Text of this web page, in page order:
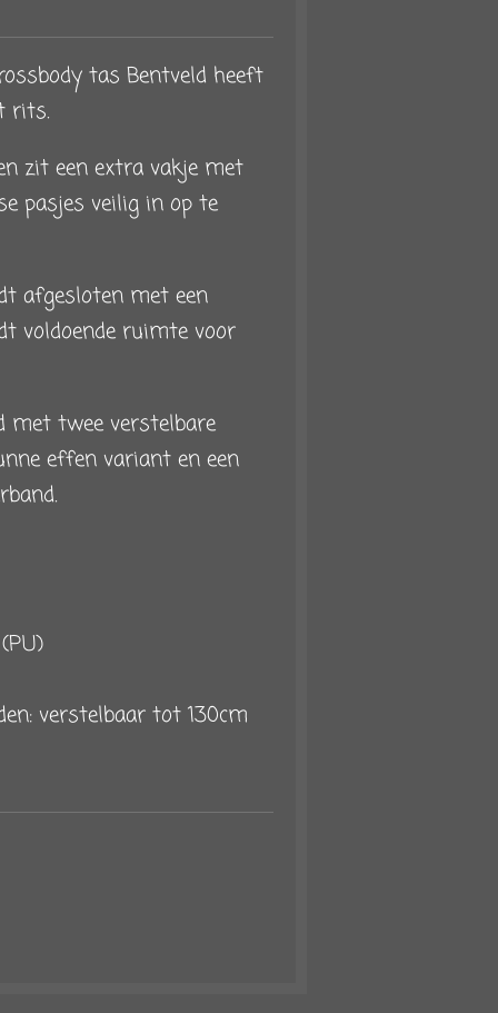
tas Bentveld heeft
rits.
zit een extra vakje met
pasjes veilig in op te
afgesloten met een
voldoende ruimte voor
met twee verstelbare
effen variant en een
verstelbaar tot 130cm